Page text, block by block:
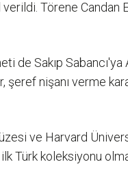
verildi. Törene Candan
de Sakıp
nişanı verme
ve Harvard
koleksiyonu